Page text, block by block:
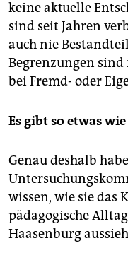
keine aktuelle
sind seit Jahren
auch nie
Begrenzungen
bei Fremd- oder
Es gibt so etwas
Genau deshalb
wissen, wie sie das
pädagogische
Haasenburg